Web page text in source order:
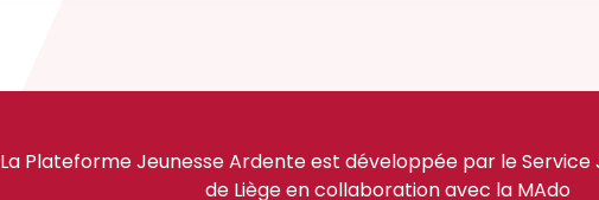
La Plateforme Jeunesse Ardente est développée par le Service
de Liège en collaboration avec la MAdo